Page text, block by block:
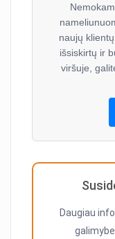
naujų
išsiskirtų ir
viršuje,
Daugiau